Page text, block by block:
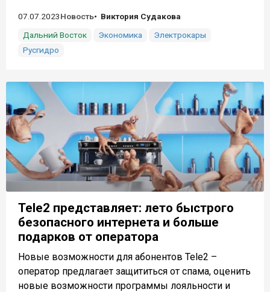
07.07.2023Новость
Виктория Судакова
Дальний Восток
Экономика
Электрокары
Русгидро
Tele2 представляет: лето быстрого
безопасного интернета и больше
подарков от оператора
Новые возможности для абонентов Tele2 –
оператор предлагает защититься от спама, оценить
новые возможности программы лояльности и